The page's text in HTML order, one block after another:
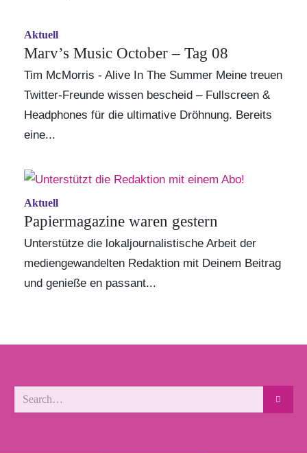
Aktuell
Marv’s Music October – Tag 08
Tim McMorris - Alive In The Summer Meine treuen
Twitter-Freunde wissen bescheid – Fullscreen &
Headphones für die ultimative Dröhnung. Bereits
eine...
Aktuell
Papiermagazine waren gestern
Unterstütze die lokaljournalistische Arbeit der
mediengewandelten Redaktion mit Deinem Beitrag
und genieße en passant...